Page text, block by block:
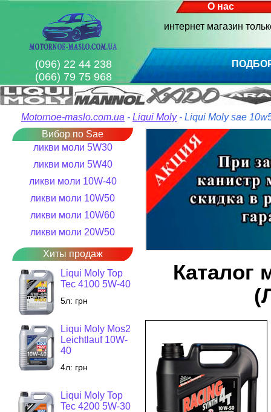
О нас
интернет магазин
(096) 22 44 238
(066) 79 75 968
Motornoe-maslo.com.ua - Liqui Moly- Liqui Moly sae
Вибор по Sae
ликви моли 5W30
ликви моли 5W40
ликви моли 10W-40
ликви моли 10W50
ликви моли 10W60
ликви моли 20W50
Хиты продаж
Liqui Moly Top
Tec 4100 5W-40
5л: грн
Liqui Moly Mos2
Leichtlauf 10W-
40
4л: грн
Liqui Moly Top
Tec 4200 5W-30
Каталог